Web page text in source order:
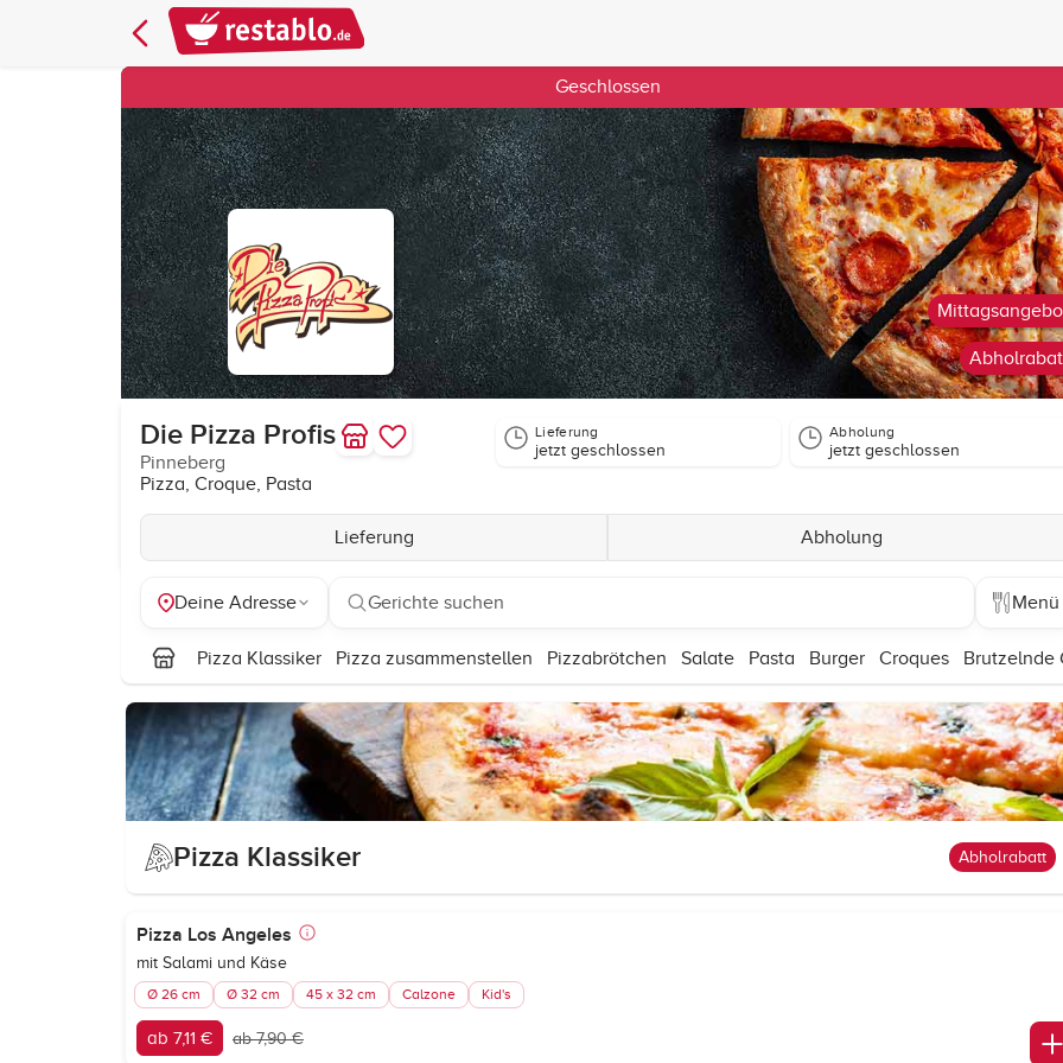
Geschlossen
Die Pizza Profis
Pinneberg
Pizza, Croque, Pasta
Lieferung
jetzt geschlossen
Abholung
jetzt geschlossen
Lieferung Abholung
Deine Adresse Gerichte suchen Menü
Pizza Klassiker Pizza zusammenstellen Pizzabrötchen Salate Pasta Burger Croques Brutzelnde
Pizza Klassiker Abholrabatt
Pizza Los Angeles
mit Salami und Käse
Ø 26 cm Ø 32 cm 45 x 32 cm Calzone Kid's
ab 7,11 € ab 7,90 €